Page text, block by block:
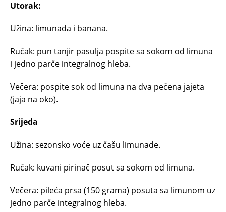
Utorak:
Užina: limunada i banana.
Ručak: pun tanjir pasulja pospite sa sokom od limuna
i jedno parče integralnog hleba.
Večera: pospite sok od limuna na dva pečena jajeta
(jaja na oko).
Srijeda
Užina: sezonsko voće uz čašu limunade.
Ručak: kuvani pirinač posut sa sokom od limuna.
Večera: pileća prsa (150 grama) posuta sa limunom uz
jedno parče integralnog hleba.